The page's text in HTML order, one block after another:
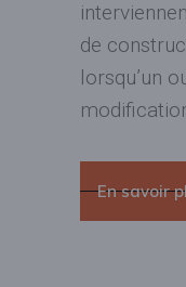
de
lorsqu’un
En savoir